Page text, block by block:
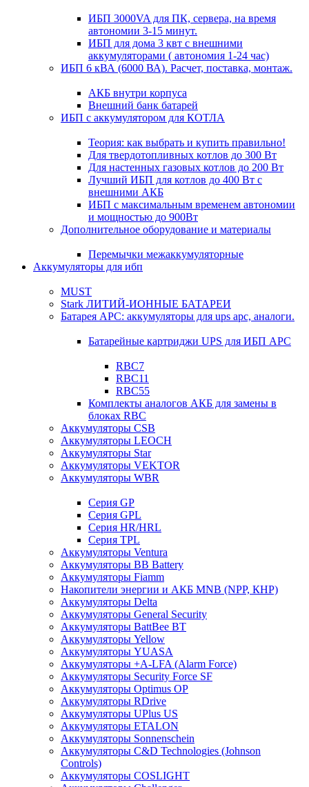
ИБП 3000VA для ПК, сервера, на время
автономии 3-15 минут.
ИБП для дома 3 квт с внешними
аккумуляторами ( автономия 1-24 час)
ИБП 6 кВА (6000 ВА). Расчет, поставка, монтаж.
АКБ внутри корпуса
Внешний банк батарей
ИБП с аккумулятором для КОТЛА
Теория: как выбрать и купить правильно!
Для твердотопливных котлов до 300 Вт
Для настенных газовых котлов до 200 Вт
Лучший ИБП для котлов до 400 Вт с
внешними АКБ
ИБП с максимальным временем автономии
и мощностью до 900Вт
Дополнительное оборудование и материалы
Перемычки межаккумуляторные
Аккумуляторы для ибп
MUST
Stark ЛИТИЙ-ИОННЫЕ БАТАРЕИ
Батарея APC: аккумуляторы для ups apc, аналоги.
Батарейные картриджи UPS для ИБП APC
RBC7
RBC11
RBC55
Комплекты аналогов АКБ для замены в
блоках RBC
Аккумуляторы CSB
Аккумуляторы LEOCH
Аккумуляторы Star
Аккумуляторы VEKTOR
Аккумуляторы WBR
Cерия GP
Серия GPL
Серия HR/HRL
Серия TPL
Аккумуляторы Ventura
Аккумуляторы BB Battery
Аккумуляторы Fiamm
Накопители энергии и АКБ MNB (NPP, КНР)
Аккумуляторы Delta
Аккумуляторы General Security
Аккумуляторы BattBee BT
Аккумуляторы Yellow
Аккумуляторы YUASA
Аккумуляторы +A-LFA (Alarm Force)
Аккумуляторы Security Force SF
Аккумуляторы Optimus OP
Аккумуляторы RDrive
Аккумуляторы UPlus US
Аккумуляторы ETALON
Аккумуляторы Sonnenschein
Аккумуляторы С&D Technologies (Johnson
Controls)
Аккумуляторы COSLIGHT